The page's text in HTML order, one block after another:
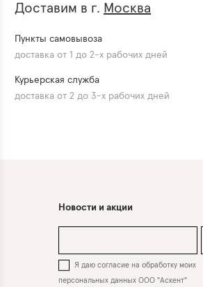
Доставим в г. Москва
Пункты самовывоза
доставка от 1 до 2-х рабочих дней
Курьерская служба
доставка от 2 до 3-х рабочих дней
Новости и акции
Я даю согласие на обработку моих
персональных данных ООО "Аскент"